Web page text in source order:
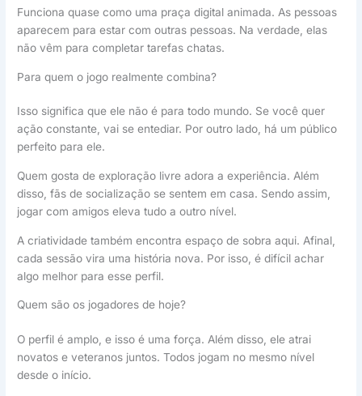
Funciona quase como uma praça digital animada. As pessoas
aparecem para estar com outras pessoas. Na verdade, elas
não vêm para completar tarefas chatas.
Para quem o jogo realmente combina?
Isso significa que ele não é para todo mundo. Se você quer
ação constante, vai se entediar. Por outro lado, há um público
perfeito para ele.
Quem gosta de exploração livre adora a experiência. Além
disso, fãs de socialização se sentem em casa. Sendo assim,
jogar com amigos eleva tudo a outro nível.
A criatividade também encontra espaço de sobra aqui. Afinal,
cada sessão vira uma história nova. Por isso, é difícil achar
algo melhor para esse perfil.
Quem são os jogadores de hoje?
O perfil é amplo, e isso é uma força. Além disso, ele atrai
novatos e veteranos juntos. Todos jogam no mesmo nível
desde o início.